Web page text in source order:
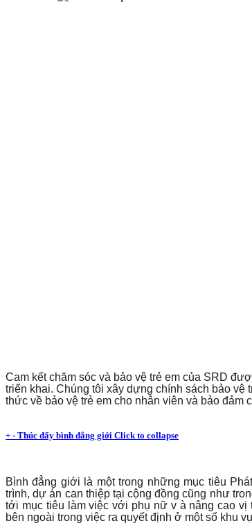
Cam kết chăm sóc và bảo vệ trẻ em của SRD
triển khai. Chúng tôi xây dựng chính sách bảo vệ
thức về bảo vệ trẻ em cho nhân viên và bảo đảm
+ - Thúc đẩy bình đẳng giới Click to collapse
Bình đẳng giới là một trong những mục tiêu
trình, dự án can thiệp tại cộng đồng cũng như
tới mục tiêu làm việc với phụ nữ v à nâng cao
bên ngoài trong việc ra quyết định ở một số khu